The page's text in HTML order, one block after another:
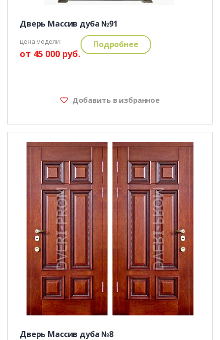
Дверь Массив дуба №91
цена модели:
от 45 000 руб.
Подробнее
Добавить в избранное
Дверь Массив дуба №8